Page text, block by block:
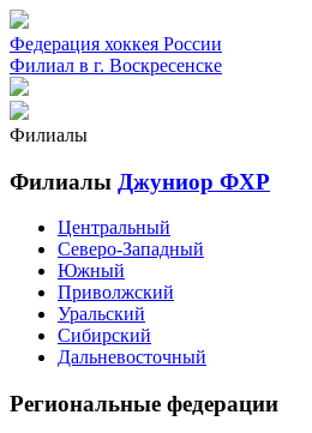
Федерация хоккея России
Филиал в г. Воскресенске
Филиалы
Филиалы Джуниор ФХР
Центральный
Северо-Западный
Южный
Приволжский
Уральский
Сибирский
Дальневосточный
Региональные федерации